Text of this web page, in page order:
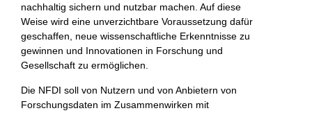
nachhaltig sichern und nutzbar machen. Auf diese
Weise wird eine unverzichtbare Voraussetzung dafür
geschaffen, neue wissenschaftliche Erkenntnisse zu
gewinnen und Innovationen in Forschung und
Gesellschaft zu ermöglichen.
Die NFDI soll von Nutzern und von Anbietern von
Forschungsdaten im Zusammenwirken mit